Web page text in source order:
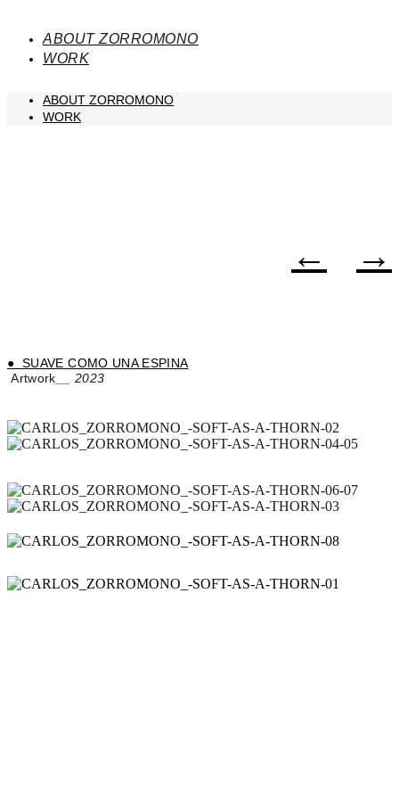
ABOUT ZORROMONO
WORK
ABOUT ZORROMONO
WORK
← →
● SUAVE COMO UNA ESPINA
Artwork __ 2023